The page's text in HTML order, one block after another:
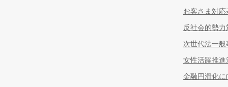
お客さま対応
反社会的勢
次世代法一
女性活躍推
金融円滑化